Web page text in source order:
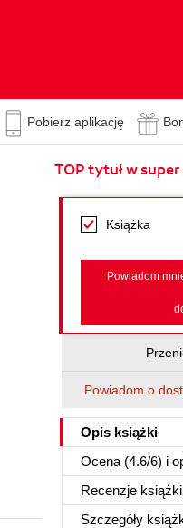
Pobierz aplikację
TOP tytuł w
Książka
Powiadom
Powiadom o
Opis książki
Ocena (4.6/6) i
Recenzje książki
Szczegóły